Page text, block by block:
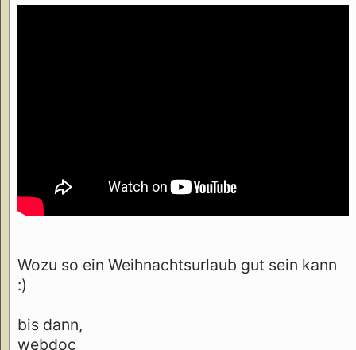
Wozu so ein Weihnachtsurlaub gut sein kann
:)
bis dann,
webdoc